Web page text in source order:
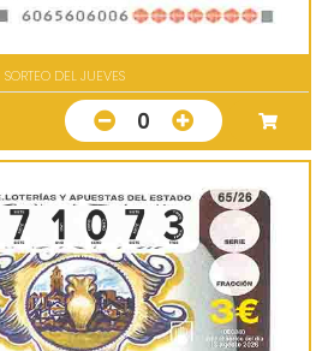
SORTEO DEL JUEVES
0